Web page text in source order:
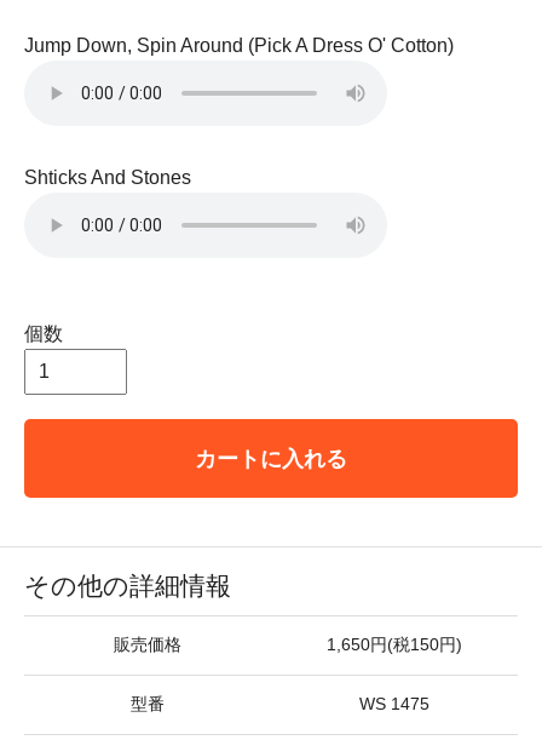
Jump Down, Spin Around (Pick A Dress O' Cotton)
Shticks And Stones
個数
カートに入れる
その他の詳細情報
販売価格 1,650円(税150円)
型番 WS 1475